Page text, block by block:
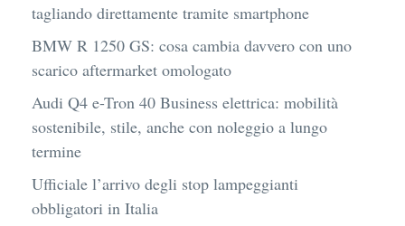
tagliando direttamente tramite smartphone
BMW R 1250 GS: cosa cambia davvero con uno
scarico aftermarket omologato
Audi Q4 e-Tron 40 Business elettrica: mobilità
sostenibile, stile, anche con noleggio a lungo
termine
Ufficiale l’arrivo degli stop lampeggianti
obbligatori in Italia